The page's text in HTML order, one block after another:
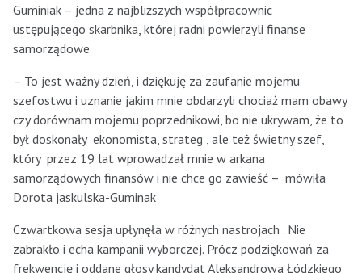
Guminiak – jedna z najbliższych współpracownic
ustępującego skarbnika, której radni powierzyli finanse
samorządowe
– To jest ważny dzień, i dziękuję za zaufanie mojemu
szefostwu i uznanie jakim mnie obdarzyli chociaż mam obawy
czy dorównam mojemu poprzednikowi, bo nie ukrywam, że to
był doskonały ekonomista, strateg , ale też świetny szef,
który przez 19 lat wprowadzał mnie w arkana
samorządowych finansów i nie chce go zawieść – mówiła
Dorota jaskulska-Guminak
Czwartkowa sesja upłynęła w różnych nastrojach . Nie
zabrakło i echa kampanii wyborczej. Prócz podziękowań za
frekwencję i oddane głosy kandydat Aleksandrowa Łódzkiego